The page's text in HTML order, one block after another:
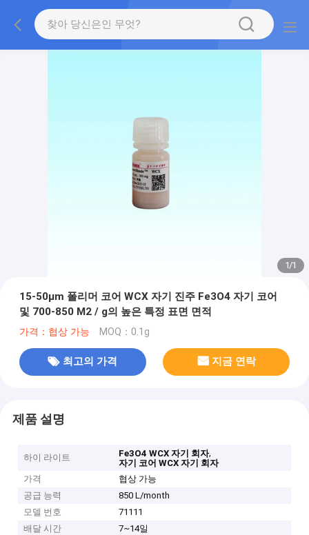
1/1
15-50μm 폴리머 코어 WCX 자기 진주 Fe3O4 자기 코어
및 700-850 M2 / g의 높은 특정 표면 면적
가격：협상 가능 MOQ：0.1g
최고의 가격 지금 연락
제품 설명
하이 라이트 Fe3O4 WCX 자기 회자,
자기 코어 WCX 자기 회자
가격
협상 가능
공급 능력
850 L/month
모델 번호
71111
배달 시간
7~14일